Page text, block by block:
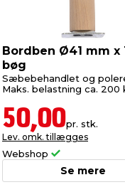
Bordben Ø41 mm x
bøg
Sæbebehandlet og
Maks. belastning ca. 200
50,00pr. stk.
Lev. omk. tillægges
Webshop
Se mere